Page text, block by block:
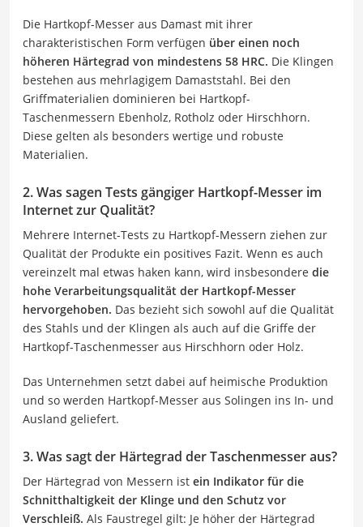
Die Hartkopf-Messer aus Damast mit ihrer
charakteristischen Form verfügen über einen noch
höheren Härtegrad von mindestens 58 HRC. Die Klingen
bestehen aus mehrlagigem Damaststahl. Bei den
Griffmaterialien dominieren bei Hartkopf-
Taschenmessern Ebenholz, Rotholz oder Hirschhorn.
Diese gelten als besonders wertige und robuste
Materialien.
2. Was sagen Tests gängiger Hartkopf-Messer im
Internet zur Qualität?
Mehrere Internet-Tests zu Hartkopf-Messern ziehen zur
Qualität der Produkte ein positives Fazit. Wenn es auch
vereinzelt mal etwas haken kann, wird insbesondere die
hohe Verarbeitungsqualität der Hartkopf-Messer
hervorgehoben. Das bezieht sich sowohl auf die Qualität
des Stahls und der Klingen als auch auf die Griffe der
Hartkopf-Taschenmesser aus Hirschhorn oder Holz.
Das Unternehmen setzt dabei auf heimische Produktion
und so werden Hartkopf-Messer aus Solingen ins In- und
Ausland geliefert.
3. Was sagt der Härtegrad der Taschenmesser aus?
Der Härtegrad von Messern ist ein Indikator für die
Schnitthaltigkeit der Klinge und den Schutz vor
Verschleiß. Als Faustregel gilt: Je höher der Härtegrad